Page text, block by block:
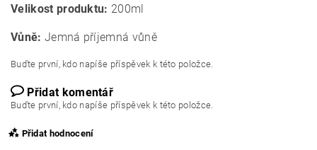
Velikost produktu: 200ml
Vůně: Jemná příjemná vůně
Buďte první, kdo napíše příspěvek k této položce.
Přidat komentář
Buďte první, kdo napíše příspěvek k této položce.
Přidat hodnocení